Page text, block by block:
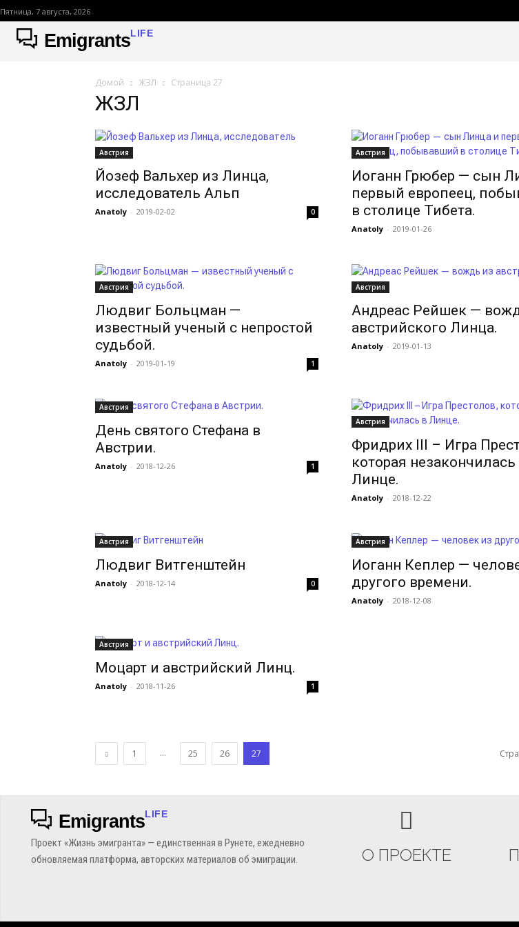
Пятница, 7 августа, 2026
EmigrantsLIFE
Домой ЖЗЛ Страница 27
ЖЗЛ
Австрия
Йозеф Вальхер из Линца,
исследователь Альп
Anatoly - 2019-02-02 0
Австрия
Иоганн Грюбер — сын
первый европеец,
в столице Тибета.
Anatoly - 2019-01-26
Австрия
Людвиг Больцман —
известный ученый с непростой
судьбой.
Anatoly - 2019-01-19 1
Австрия
Андреас Рейшек —
австрийского Линца.
Anatoly - 2019-01-13
Австрия
День святого Стефана в
Австрии.
Anatoly - 2018-12-26 1
Австрия
Фридрих III – Игра
которая незакончилась
Линце.
Anatoly - 2018-12-22
Австрия
Людвиг Витгенштейн
Anatoly - 2018-12-14 0
Австрия
Иоганн Кеплер —
другого времени.
Anatoly - 2018-12-08
Австрия
Моцарт и австрийский Линц.
Anatoly - 2018-11-26 1
1 ... 25 26 27
EmigrantsLIFE
Проект «Жизнь эмигранта» — единственная в Рунете, ежедневно
обновляемая платформа, авторских материалов об эмиграции.
О ПРОЕКТЕ